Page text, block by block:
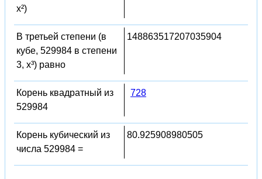
x²)
В третьей степени (в
кубе, 529984 в степени
3, x³) равно
148863517207035904
Корень квадратный из
529984
728
Корень кубический из
числа 529984 =
80.925908980505